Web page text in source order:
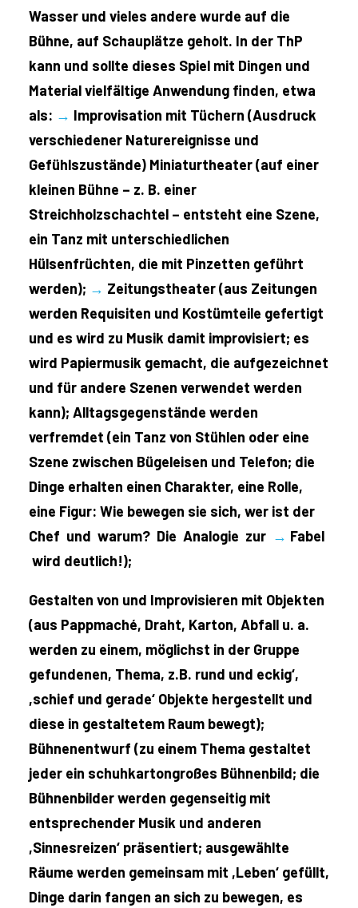
Wasser und vieles andere wurde auf die
Bühne, auf Schauplätze geholt. In der ThP
kann und sollte dieses Spiel mit Dingen und
Material vielfältige Anwendung finden, etwa
als: → Improvisation mit Tüchern (Ausdruck
verschiedener Naturereignisse und
Gefühlszustände) Miniaturtheater (auf einer
kleinen Bühne – z. B. einer
Streichholzschachtel – entsteht eine Szene,
ein Tanz mit unterschiedlichen
Hülsenfrüchten, die mit Pinzetten geführt
werden); → Zeitungstheater (aus Zeitungen
werden Requisiten und Kostümteile gefertigt
und es wird zu Musik damit improvisiert; es
wird Papiermusik gemacht, die aufgezeichnet
und für andere Szenen verwendet werden
kann); Alltagsgegenstände werden
verfremdet (ein Tanz von Stühlen oder eine
Szene zwischen Bügeleisen und Telefon; die
Dinge erhalten einen Charakter, eine Rolle,
eine Figur: Wie bewegen sie sich, wer ist der
Chef und warum? Die Analogie zur → Fabel
wird deutlich!);
Gestalten von und Improvisieren mit Objekten
(aus Pappmaché, Draht, Karton, Abfall u. a.
werden zu einem, möglichst in der Gruppe
gefundenen, Thema, z.B. rund und eckig‘,
,schief und gerade‘ Objekte hergestellt und
diese in gestaltetem Raum bewegt);
Bühnenentwurf (zu einem Thema gestaltet
jeder ein schuhkartongroßes Bühnenbild; die
Bühnenbilder werden gegenseitig mit
entsprechender Musik und anderen
,Sinnesreizen‘ präsentiert; ausgewählte
Räume werden gemeinsam mit ,Leben‘ gefüllt,
Dinge darin fangen an sich zu bewegen, es